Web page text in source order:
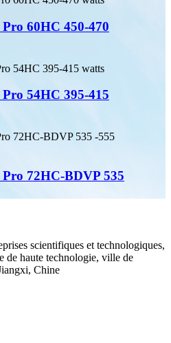
60HC 450-470
54HC 395-415
72HC-BDVP 535
scientifiques et technologiques,
de haute technologie, ville de
Chine